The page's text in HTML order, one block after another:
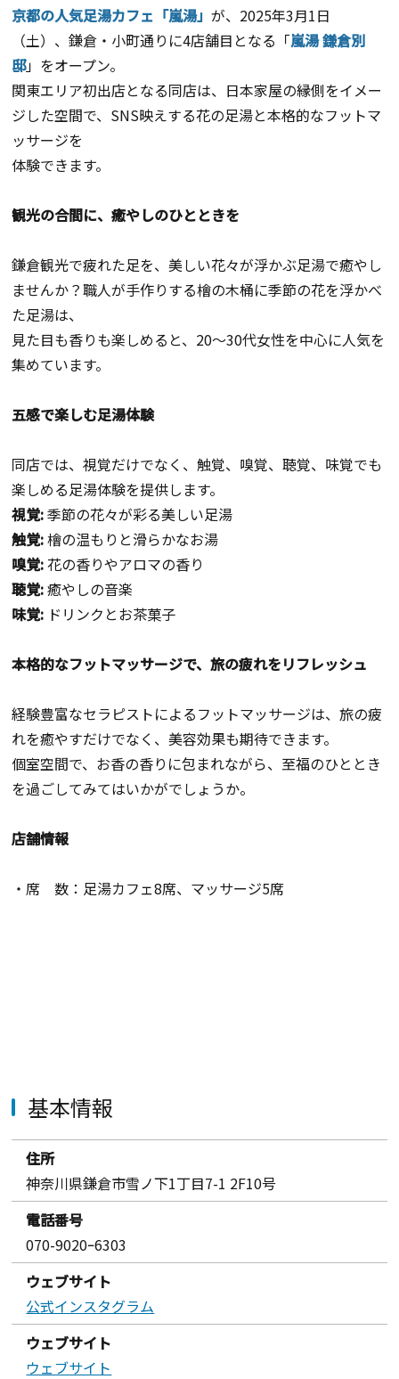
京都の人気足湯カフェ「嵐湯」が、2025年3月1日
（土）、鎌倉・小町通りに4店舗目となる「嵐湯 鎌倉別
邸」をオープン。
関東エリア初出店となる同店は、日本家屋の縁側をイメー
ジした空間で、SNS映えする花の足湯と本格的なフットマ
ッサージを
体験できます。
観光の合間に、癒やしのひとときを
鎌倉観光で疲れた足を、美しい花々が浮かぶ足湯で癒やし
ませんか？職人が手作りする檜の木桶に季節の花を浮かべ
た足湯は、
見た目も香りも楽しめると、20～30代女性を中心に人気を
集めています。
五感で楽しむ足湯体験
同店では、視覚だけでなく、触覚、嗅覚、聴覚、味覚でも
楽しめる足湯体験を提供します。
視覚:季節の花々が彩る美しい足湯
触覚:檜の温もりと滑らかなお湯
嗅覚:花の香りやアロマの香り
聴覚:癒やしの音楽
味覚: ドリンクとお茶菓子
本格的なフットマッサージで、旅の疲れをリフレッシュ
経験豊富なセラピストによるフットマッサージは、旅の疲
れを癒やすだけでなく、美容効果も期待できます。
個室空間で、お香の香りに包まれながら、至福のひととき
を過ごしてみてはいかがでしょうか。
店舗情報
・席 数：足湯カフェ8席、マッサージ5席
基本情報
住所
神奈川県鎌倉市雪ノ下1丁目7-1 2F10号
電話番号
070-9020ｰ6303
ウェブサイト
公式インスタグラム
ウェブサイト
ウェブサイト